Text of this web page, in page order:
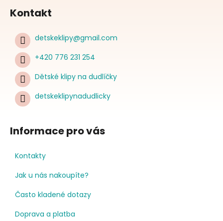
Kontakt
detskeklipy@gmail.com
+420 776 231 254
Dětské klipy na dudlíčky
detskeklipynadudlicky
Informace pro vás
Kontakty
Jak u nás nakoupíte?
Často kladené dotazy
Doprava a platba